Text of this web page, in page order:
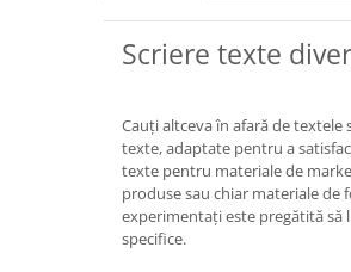
Scriere texte
Cauți altceva în afară de
texte, adaptate pentru a
texte pentru materiale de
produse sau chiar materiale
experimentați este pregătită să
specifice.